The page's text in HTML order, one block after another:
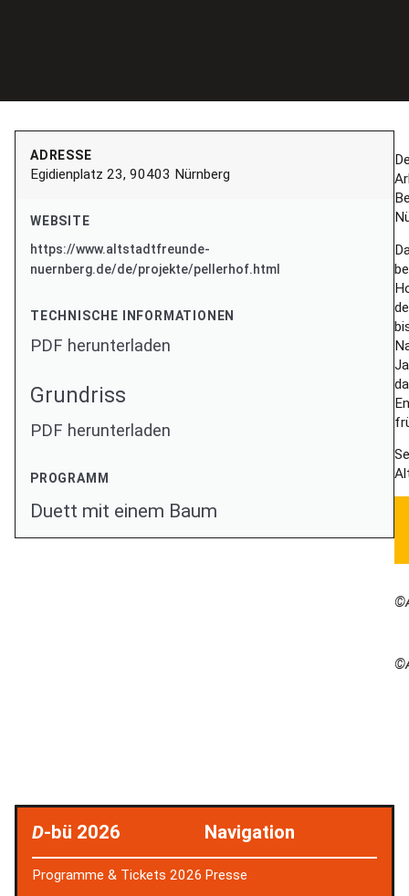
ADRESSE
Egidienplatz 23, 90403 Nürnberg
WEBSITE
https://www.altstadtfreunde-
nuernberg.de/de/projekte/pellerhof.html
TECHNISCHE INFORMATIONEN
PDF herunterladen
Grundriss
PDF herunterladen
PROGRAMM
Duett mit einem Baum
D-bü 2026
Programme & Tickets 2026
Navigation
Presse